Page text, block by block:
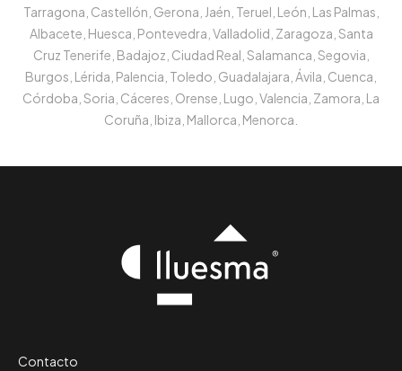
Tarragona, Castellón, Gerona, Jaén, Teruel, León, Las Palmas,
Albacete, Huesca, Pontevedra, Valladolid, Zaragoza, Santa
Cruz Tenerife, Badajoz, Ciudad Real, Salamanca, Segovia,
Burgos, Lérida, Palencia, Toledo, Guadalajara, Ávila, Cuenca,
Córdoba, Soria, Cáceres, Orense, Lugo, Valencia, Zamora, La
Coruña, Ibiza, Mallorca, Menorca.
Contacto